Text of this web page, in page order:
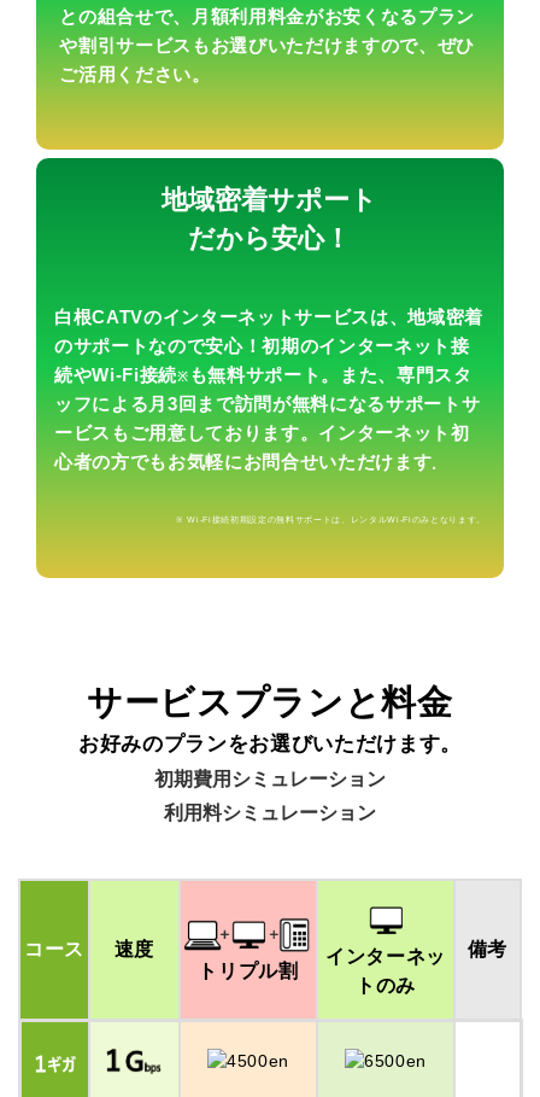
との組合せで、月額利用料金がお安くなるプラン
や割引サービスもお選びいただけますので、ぜひ
ご活用ください。
地域密着サポート
だから安心！
白根CATVのインターネットサービスは、地域密着
のサポートなので安心！初期のインターネット接
続やWi-Fi接続※ も無料サポート。また、専門スタ
ッフによる月3回まで訪問が無料になるサポートサ
ービスもご用意しております。インターネット初
心者の方でもお気軽にお問合せいただけます。
※ Wi-Fi接続初期設定の無料サポートは、レンタルWi-Fiのみとなります。
サービスプランと料金
お好みのプランをお選びいただけます。
初期費用シミュレーション
利用料シミュレーション
コース
速度
トリプル割
インターネッ
トのみ
備考